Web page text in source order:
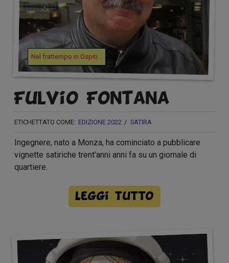
Nel frattempo in Ospiti...
Fulvio Fontana
ETICHETTATO COME: EDIZIONE 2022 SATIRA
Ingegnere, nato a Monza, ha cominciato a pubblicare
vignette satiriche trent’anni anni fa su un giornale di
quartiere.
Leggi tutto